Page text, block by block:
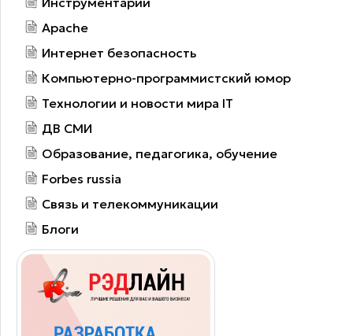
Apache
Интернет безопасность
Компьютерно-программистский юмор
Технологии и новости мира IT
ДВ СМИ
Образование, педагогика, обучение
Forbes russia
Связь и телекоммуникации
Блоги